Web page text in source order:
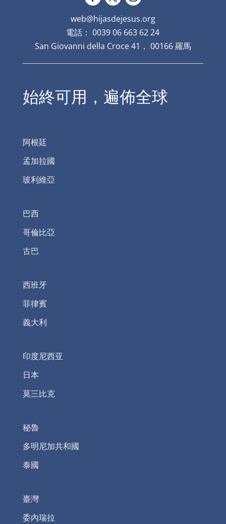
web@hijasdejesus.org
電話： 0039 06 663 62 24
San Giovanni della Croce 41， 00166 羅馬
始終可用，遍佈全球
阿根廷
孟加拉國
玻利維亞
巴西
哥倫比亞
古巴
西班牙
菲律賓
義大利
印度尼西亚
日本
莫三比克
秘魯
多明尼加共和國
泰國
臺灣
委內瑞拉